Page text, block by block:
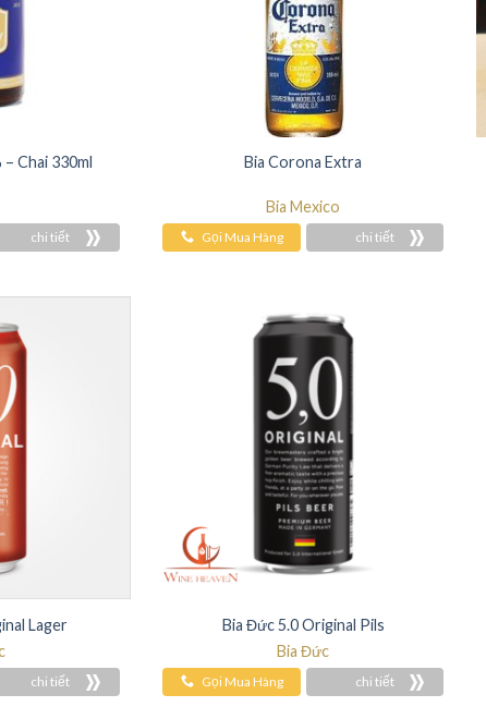
– Chai 330ml
chi tiết
Bia Corona Extra
Bia Mexico
Gọi Mua Hàng chi tiết
Lager
chi tiết
Bia Đức 5.0 Original Pils
Bia Đức
Gọi Mua Hàng chi tiết